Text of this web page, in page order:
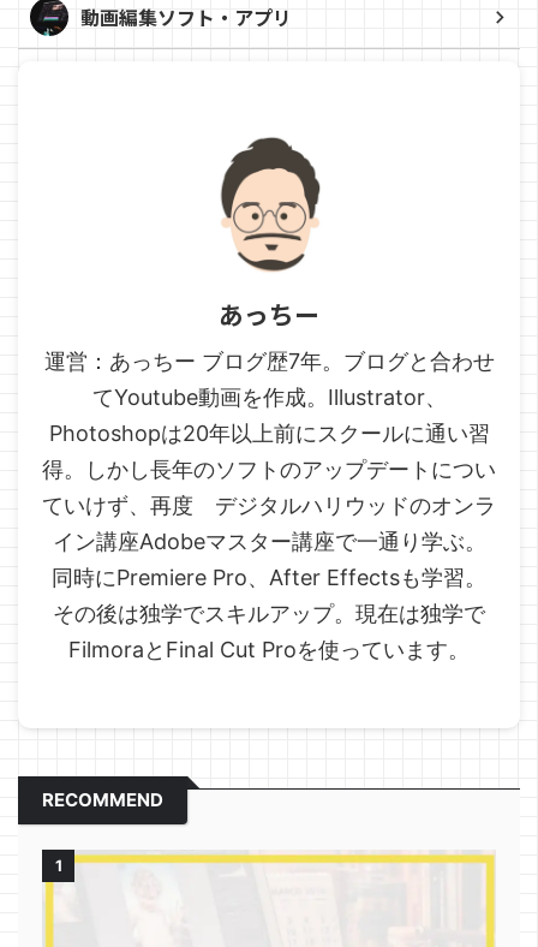
動画編集ソフト・アプリ
あっちー
運営：あっちー ブログ歴7年。ブログと合わせ
てYoutube動画を作成。Illustrator、
Photoshopは20年以上前にスクールに通い習
得。しかし長年のソフトのアップデートについ
ていけず、再度 デジタルハリウッドのオンラ
イン講座Adobeマスター講座で一通り学ぶ。
同時にPremiere Pro、After Effectsも学習。
その後は独学でスキルアップ。現在は独学で
FilmoraとFinal Cut Proを使っています。
RECOMMEND
1